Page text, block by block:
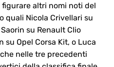
altri nomi noti del
quali Nicola Crivellari su
su Renault Clio
su Opel Corsa Kit, o Luca
nelle tre precedenti